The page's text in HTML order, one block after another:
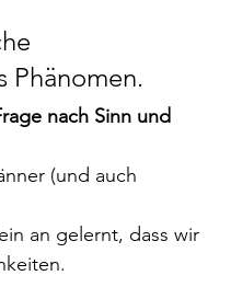
Phänomen.
nach Sinn und
(und auch
an gelernt, dass wir